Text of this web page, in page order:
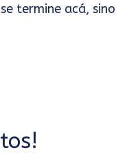
termine acá,